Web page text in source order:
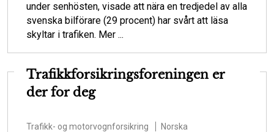
under senhösten, visade att nära en tredjedel av alla
svenska bilförare (29 procent) har svårt att läsa
skyltar i trafiken. Mer ...
Trafikkforsikringsforeningen er
der for deg
Trafikk- og motorvognforsikring Norska